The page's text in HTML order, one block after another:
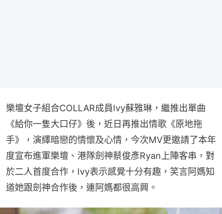
樂壇女子組合COLLAR成員Ivy蘇雅琳，繼推出單曲
《給你一隻大口仔》後，近日再推出情歌《原地拖
手》，演繹暗戀的情懷及心情，今次MV更邀請了本年
度宣布進軍樂壇、港隊劍神蔡俊彥Ryan上陣客串，對
於二人首度合作，Ivy表示感覺十分有趣，笑言阿媽知
道她跟劍神合作後，連阿媽都很高興。